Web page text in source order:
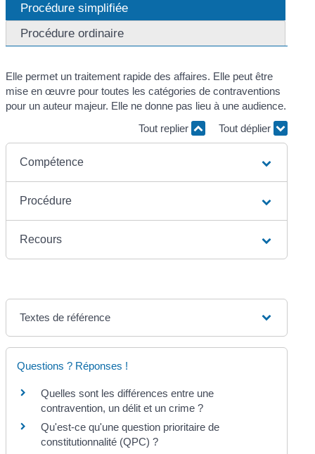
Procédure simplifiée
Procédure ordinaire
Elle permet un traitement rapide des affaires. Elle peut être
mise en œuvre pour toutes les catégories de contraventions
pour un auteur majeur. Elle ne donne pas lieu à une audience.
Tout replier
Tout déplier
Compétence
Procédure
Recours
Textes de référence
Questions ? Réponses !
Quelles sont les différences entre une
contravention, un délit et un crime ?
Qu'est-ce qu'une question prioritaire de
constitutionnalité (QPC) ?